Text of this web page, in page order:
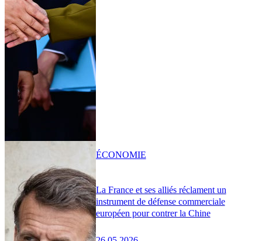
La France et ses alliés réclament un
instrument de défense commerciale
européen pour contrer la Chine
ÉCONOMIE